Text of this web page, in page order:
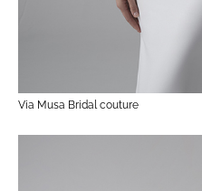
Via Musa Bridal couture